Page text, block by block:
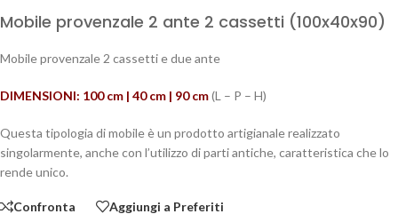
Mobile provenzale 2 ante 2 cassetti (100x40x90)
Mobile provenzale 2 cassetti e due ante
DIMENSIONI: 100 cm | 40 cm | 90 cm(L – P – H)
Questa tipologia di mobile è un prodotto artigianale realizzato
singolarmente, anche con l’utilizzo di parti antiche, caratteristica che lo
rende unico.
Confronta Aggiungi a Preferiti